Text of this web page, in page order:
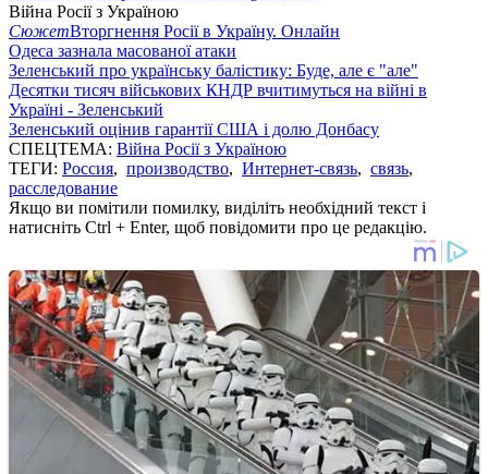
Війна Росії з Україною
СюжетВторгнення Росії в Україну. Онлайн
Одеса зазнала масованої атаки
Зеленський про українську балістику: Буде, але є "але"
Десятки тисяч військових КНДР вчитимуться на війні в
Україні - Зеленський
Зеленський оцінив гарантії США і долю Донбасу
СПЕЦТЕМА: Війна Росії з Україною
ТЕГИ: Россия, производство, Интернет-связь, связь,
расследование
Якщо ви помітили помилку, виділіть необхідний текст і
натисніть Ctrl + Enter, щоб повідомити про це редакцію.